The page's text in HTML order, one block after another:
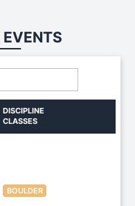
DISCIPLINE
CLASSES
BOULDER